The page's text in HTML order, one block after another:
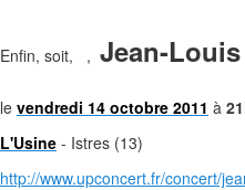
Enfin, soit, , Jean-
le vendredi 14 octobre 2011 à
L'Usine - Istres (13)
http://www.upconcert.fr/concert/